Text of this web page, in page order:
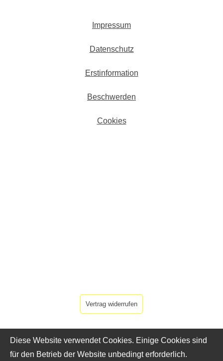
Impressum
Datenschutz
Erstinformation
Beschwerden
Cookies
Vertrag widerrufen
Diese Website verwendet Cookies. Einige Cookies sind
für den Betrieb der Website unbedingt erforderlich.